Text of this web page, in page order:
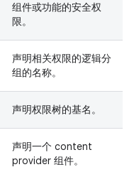
组件或功能的安全权
限。
声明相关权限的逻辑分
组的名称。
声明权限树的基名。
声明一个 content
provider 组件。